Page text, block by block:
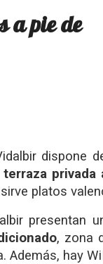
a pie de
dispone
platos
presentan
, zona
Además, hay